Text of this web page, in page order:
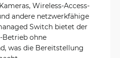
Wireless-Access-
andere netzwerkfähige
Switch bietet der
Betrieb ohne
was die Bereitstellung